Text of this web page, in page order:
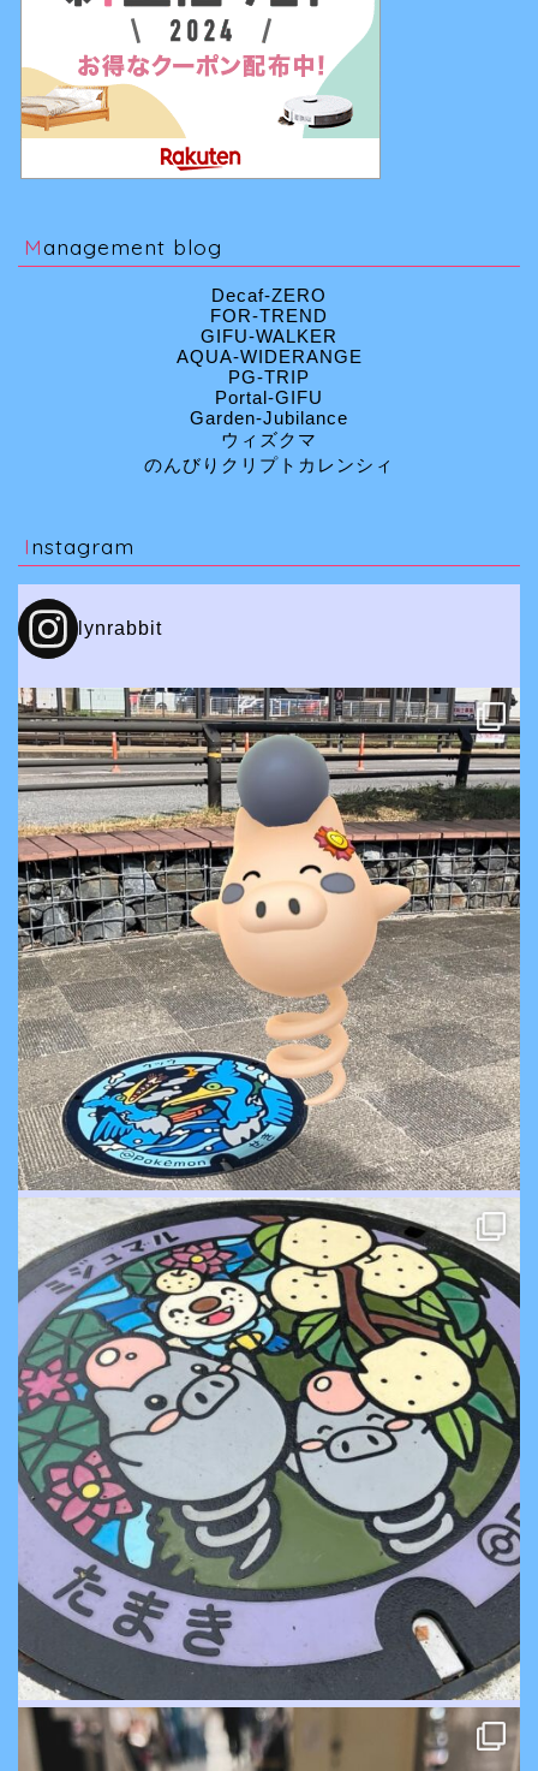
Management blog
Decaf-ZERO
FOR-TREND
GIFU-WALKER
AQUA-WIDERANGE
PG-TRIP
Portal-GIFU
Garden-Jubilance
ウィズクマ
のんびりクリプトカレンシィ
Instagram
lynrabbit